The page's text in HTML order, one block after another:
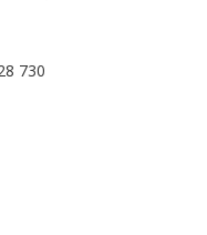
730